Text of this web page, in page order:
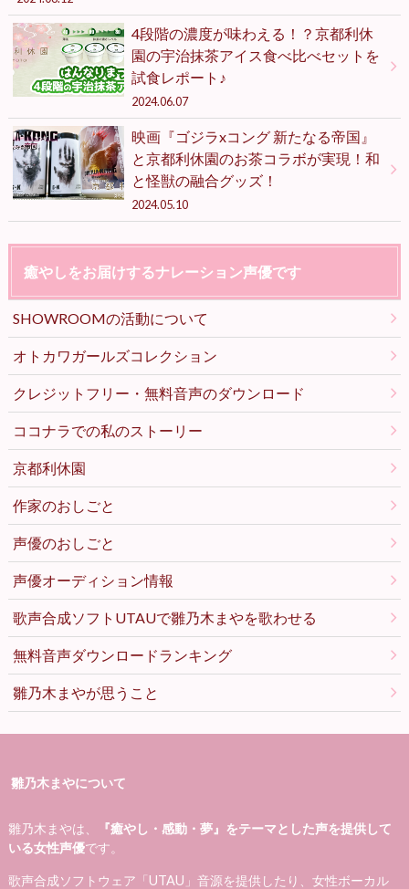
4段階の濃度が味わえる！？京都利休
園の宇治抹茶アイス食べ比べセットを
試食レポート♪
2024.06.07
映画『ゴジラxコング 新たなる帝国』
と京都利休園のお茶コラボが実現！和
と怪獣の融合グッズ！
2024.05.10
癒やしをお届けするナレーション声優です
SHOWROOMの活動について
オトカワガールズコレクション
クレジットフリー・無料音声のダウンロード
ココナラでの私のストーリー
京都利休園
作家のおしごと
声優のおしごと
声優オーディション情報
歌声合成ソフトUTAUで雛乃木まやを歌わせる
無料音声ダウンロードランキング
雛乃木まやが思うこと
雛乃木まやについて
雛乃木まやは、
『癒やし・感動・夢』をテーマとした声を提供して
いる女性声優です。
歌声合成ソフトウェア「UTAU」音源を提供したり、女性ボーカル